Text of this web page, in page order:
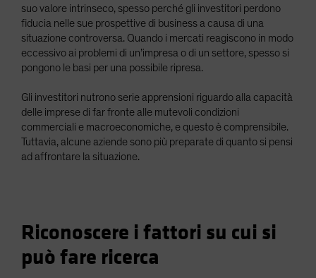
suo valore intrinseco, spesso perché gli investitori perdono
fiducia nelle sue prospettive di business a causa di una
situazione controversa. Quando i mercati reagiscono in modo
eccessivo ai problemi di un’impresa o di un settore, spesso si
pongono le basi per una possibile ripresa.
Gli investitori nutrono serie apprensioni riguardo alla capacità
delle imprese di far fronte alle mutevoli condizioni
commerciali e macroeconomiche, e questo è comprensibile.
Tuttavia, alcune aziende sono più preparate di quanto si pensi
ad affrontare la situazione.
Riconoscere i fattori su cui si
può fare ricerca